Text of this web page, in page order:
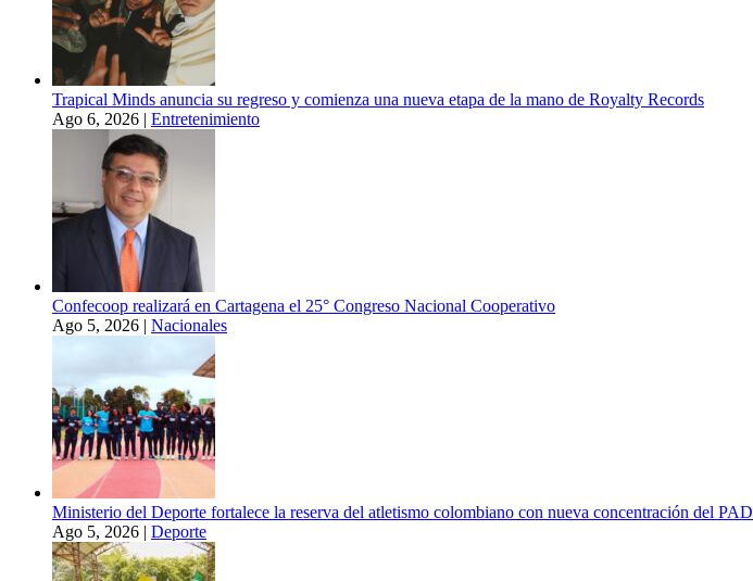
Trapical Minds anuncia su regreso y comienza una nueva etapa de la mano de Royalty Records
Ago 6, 2026 | Entretenimiento
Confecoop realizará en Cartagena el 25° Congreso Nacional Cooperativo
Ago 5, 2026 | Nacionales
Ministerio del Deporte fortalece la reserva del atletismo colombiano con nueva concentración del PAD
Ago 5, 2026 | Deporte